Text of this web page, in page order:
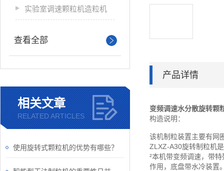
实验室调速颗粒机造粒机
查看全部
相关文章
RELATED ARTICLES
使用旋转式颗粒机的优势有哪些？
产品详情
变频调速水分散旋转颗
构造说明：
该机制粒装置主要有网
ZLXZ-A30旋转制粒机
²本机带变频调速，带
作用，底盘带水冷装置